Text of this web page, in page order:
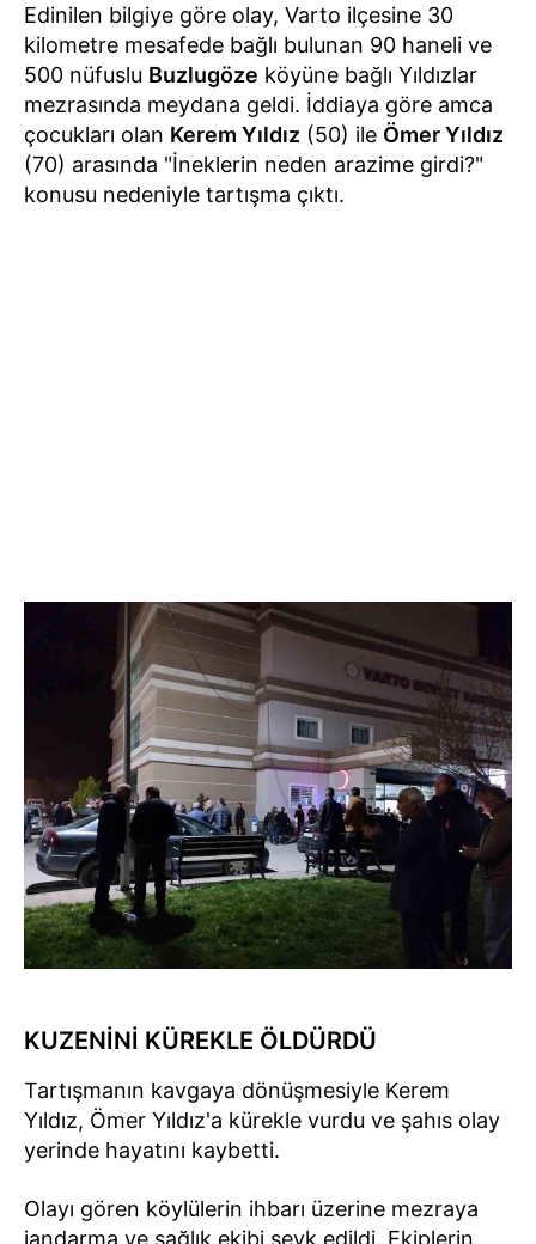
Edinilen bilgiye göre olay, Varto ilçesine 30
kilometre mesafede bağlı bulunan 90 haneli ve
500 nüfuslu Buzlugöze köyüne bağlı Yıldızlar
mezrasında meydana geldi. İddiaya göre amca
çocukları olan Kerem Yıldız (50) ile Ömer Yıldız
(70) arasında "İneklerin neden arazime girdi?"
konusu nedeniyle tartışma çıktı.
KUZENİNİ KÜREKLE ÖLDÜRDÜ
Tartışmanın kavgaya dönüşmesiyle Kerem
Yıldız, Ömer Yıldız'a kürekle vurdu ve şahıs olay
yerinde hayatını kaybetti.
Olayı gören köylülerin ihbarı üzerine mezraya
jandarma ve sağlık ekibi sevk edildi. Ekiplerin